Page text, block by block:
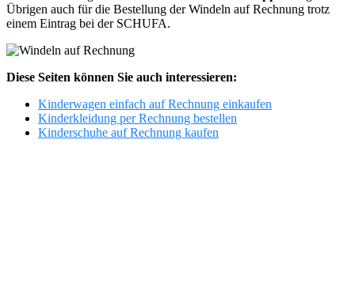
Übrigen auch für die Bestellung der Windeln auf Rechnung trotz
einem Eintrag bei der SCHUFA.
Diese Seiten können Sie auch interessieren:
Kinderwagen einfach auf Rechnung einkaufen
Kinderkleidung per Rechnung bestellen
Kinderschuhe auf Rechnung kaufen